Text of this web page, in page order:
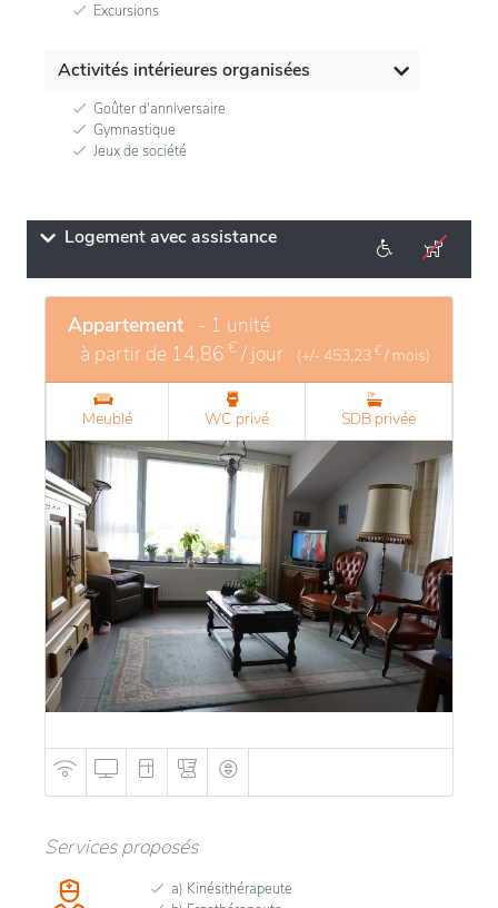
Excursions
Activités intérieures organisées
Goûter d'anniversaire
Gymnastique
Jeux de société
Logement avec assistance
Appartement - 1 unité
à partir de 14,86 € / jour (+/- 453,23 € / mois)
Meublé WC privé SDB privée
Services proposés
a) Kinésithérapeute